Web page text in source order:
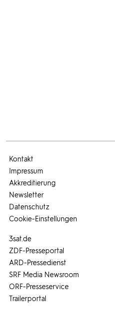
3sat.de
ZDF-Presseportal
ARD-Pressedienst
SRF Media Newsroom
ORF-Presseservice
Trailerportal
Kontakt
Impressum
Akkreditierung
Newsletter
Datenschutz
Cookie-Einstellungen